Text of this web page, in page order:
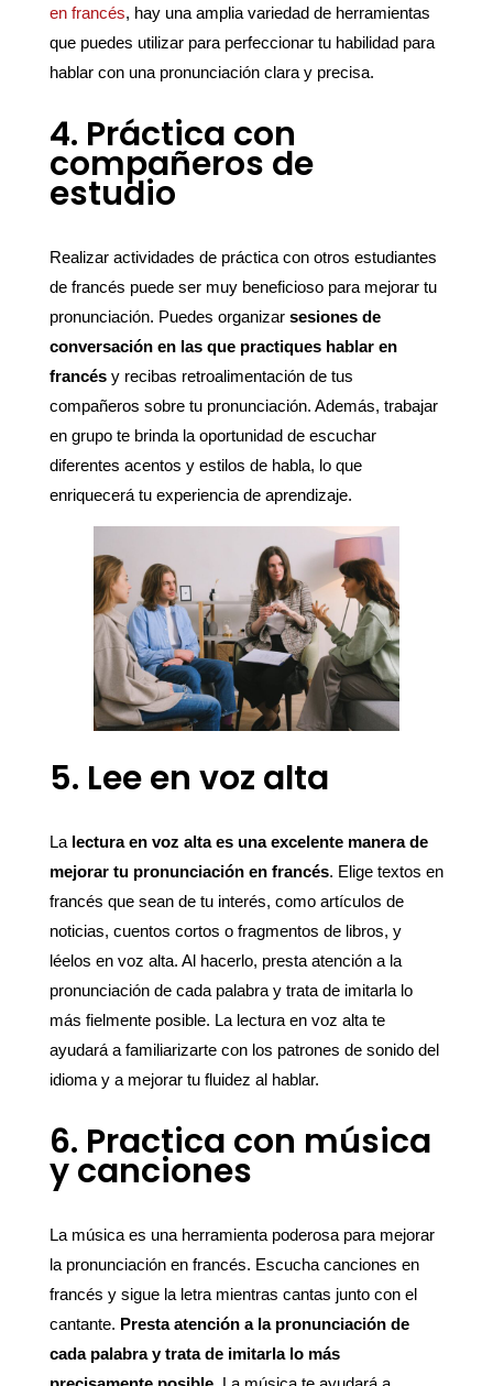
en francés, hay una amplia variedad de herramientas
que puedes utilizar para perfeccionar tu habilidad para
hablar con una pronunciación clara y precisa.
4. Práctica con
compañeros de
estudio
Realizar actividades de práctica con otros estudiantes
de francés puede ser muy beneficioso para mejorar tu
pronunciación. Puedes organizar sesiones de
conversación en las que practiques hablar en
francés y recibas retroalimentación de tus
compañeros sobre tu pronunciación. Además, trabajar
en grupo te brinda la oportunidad de escuchar
diferentes acentos y estilos de habla, lo que
enriquecerá tu experiencia de aprendizaje.
5. Lee en voz alta
La lectura en voz alta es una excelente manera de
mejorar tu pronunciación en francés. Elige textos en
francés que sean de tu interés, como artículos de
noticias, cuentos cortos o fragmentos de libros, y
léelos en voz alta. Al hacerlo, presta atención a la
pronunciación de cada palabra y trata de imitarla lo
más fielmente posible. La lectura en voz alta te
ayudará a familiarizarte con los patrones de sonido del
idioma y a mejorar tu fluidez al hablar.
6. Practica con música
y canciones
La música es una herramienta poderosa para mejorar
la pronunciación en francés. Escucha canciones en
francés y sigue la letra mientras cantas junto con el
cantante. Presta atención a la pronunciación de
cada palabra y trata de imitarla lo más